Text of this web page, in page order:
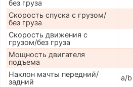
без груза
Скорость спуска с грузом/
без груза
Скорость движения с
грузом/без груза
Мощность двигателя
подъема
Наклон мачты передний/
задний
a/b